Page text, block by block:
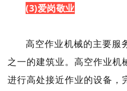
(3)爱岗敬业
高空作业机械的主要服
之一的建筑业。高空作业机
进行高处接近作业的设备，